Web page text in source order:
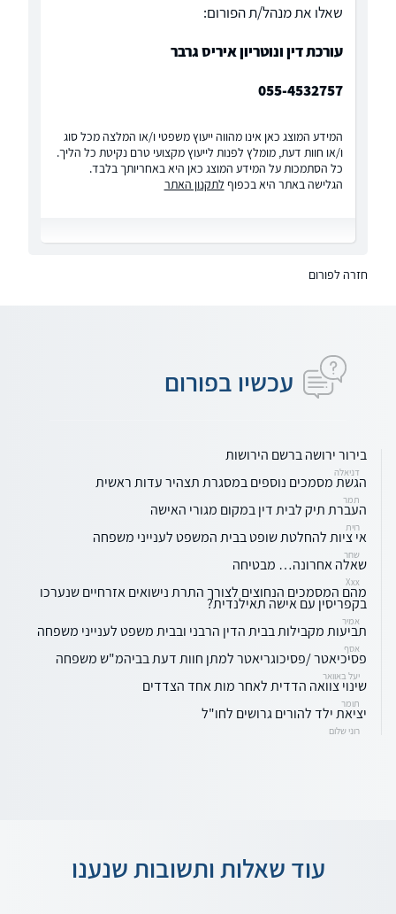
שאלו את מנהל/ת הפורום:
עורכת דין ונוטריון איריס גרבר
055-4532757
המידע המוצג כאן אינו מהווה ייעוץ משפטי ו/או המלצה מכל סוג
ו/או חוות דעת, מומלץ לפנות לייעוץ מקצועי טרם נקיטת כל הליך.
כל הסתמכות על המידע המוצג כאן היא באחריותך בלבד.
הגלישה באתר היא בכפוף לתקנון האתר
חזרה לפורום
עכשיו בפורום
בירור ירושה ברשם הירושות
דניאלה
הגשת מסמכים נוספים במסגרת תצהיר עדות ראשית
תמר
העברת תיק לבית דין במקום מגורי האישה
רוית
אי ציות להחלטת שופט בבית המשפט לענייני משפחה
שחר
שאלה אחרונה… מבטיחה
Xxx
מהם המסמכים הנחוצים לצורך התרת נישואים אזרחיים שנערכו
בקפריסין עם אישה תאילנדית?
אמיר
תביעות מקבילות בבית הדין הרבני ובבית משפט לענייני משפחה
אסף
פסיכיאטר /פסיכוגריאטר למתן חוות דעת בביהמ"ש משפחה
יעל באוואר
שינוי צוואה הדדית לאחר מות אחד הצדדים
תומר
יציאת ילד להורים גרושים לחו"ל
רוני שלום
עוד שאלות ותשובות שנענו